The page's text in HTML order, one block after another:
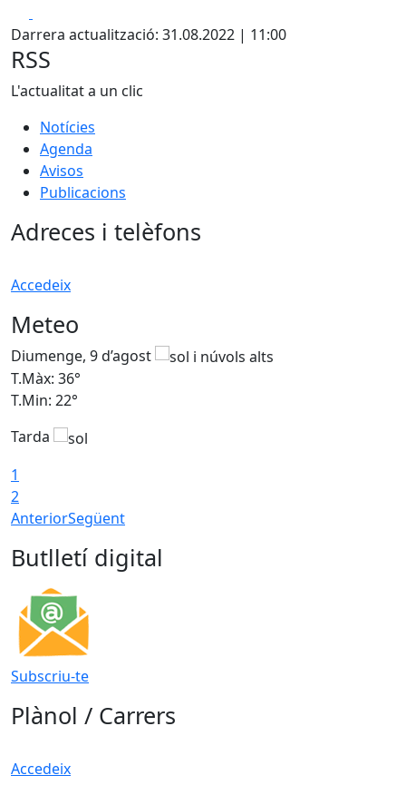
Darrera actualització: 31.08.2022 | 11:00
RSS
L'actualitat a un clic
Notícies
Agenda
Avisos
Publicacions
Adreces i telèfons
Accedeix
Meteo
Diumenge, 9 d’agost
T.Màx: 36°
T.Min: 22°
Tarda
1
2
AnteriorSegüent
Butlletí digital
Subscriu-te
Plànol / Carrers
Accedeix